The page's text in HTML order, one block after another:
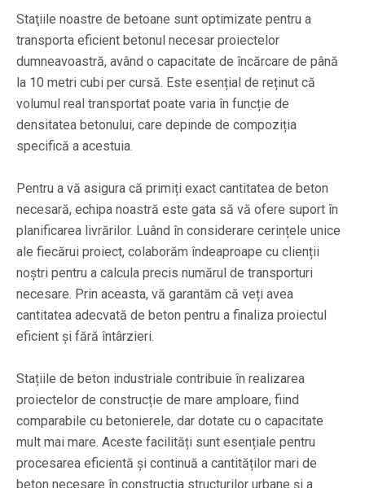
Staţiile noastre de betoane sunt optimizate pentru a
transporta eficient betonul necesar proiectelor
dumneavoastră, având o capacitate de încărcare de până
la 10 metri cubi per cursă. Este esențial de reținut că
volumul real transportat poate varia în funcție de
densitatea betonului, care depinde de compoziția
specifică a acestuia.
Pentru a vă asigura că primiți exact cantitatea de beton
necesară, echipa noastră este gata să vă ofere suport în
planificarea livrărilor. Luând în considerare cerințele unice
ale fiecărui proiect, colaborăm îndeaproape cu clienții
noștri pentru a calcula precis numărul de transporturi
necesare. Prin aceasta, vă garantăm că veți avea
cantitatea adecvată de beton pentru a finaliza proiectul
eficient și fără întârzieri.
Stațiile de beton industriale contribuie în realizarea
proiectelor de construcție de mare amploare, fiind
comparabile cu betonierele, dar dotate cu o capacitate
mult mai mare. Aceste facilități sunt esențiale pentru
procesarea eficientă și continuă a cantităților mari de
beton necesare în construcția structurilor urbane și a